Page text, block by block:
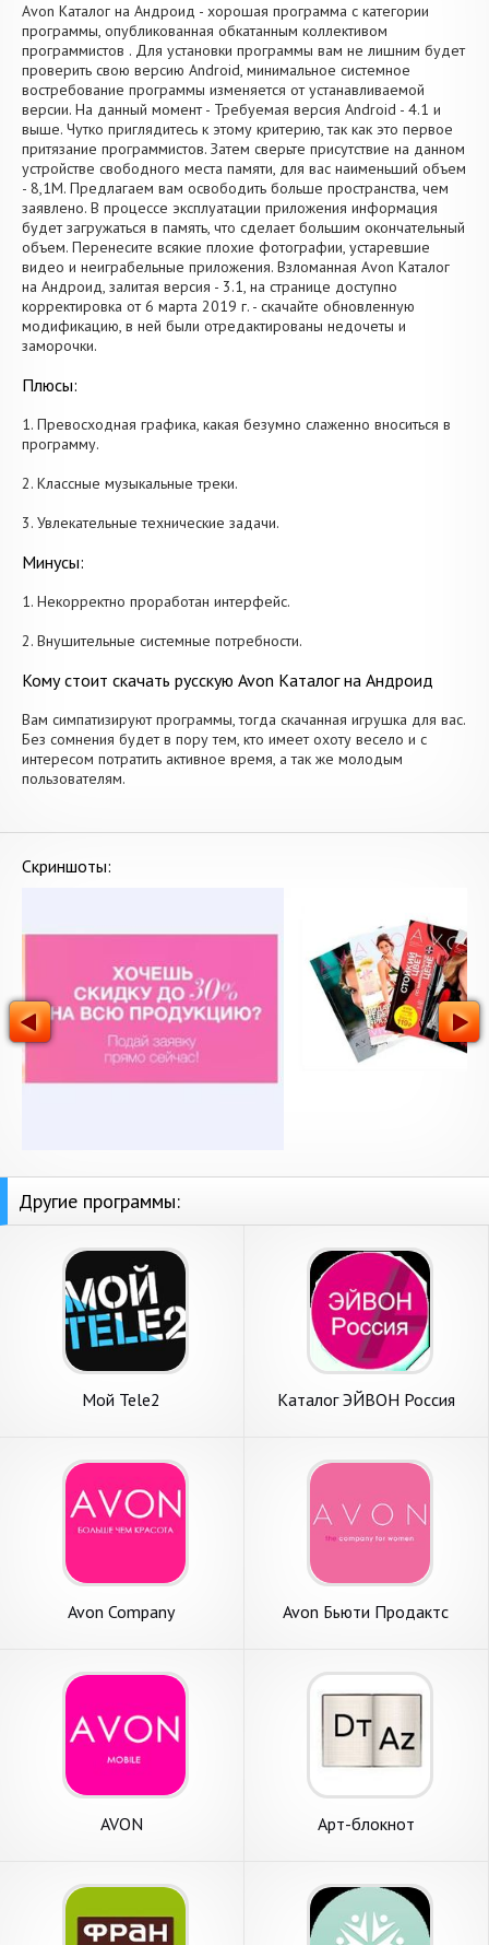
Avon Каталог на Андроид - хорошая программа с категории
программы, опубликованная обкатанным коллективом
программистов . Для установки программы вам не лишним будет
проверить свою версию Android, минимальное системное
востребование программы изменяется от устанавливаемой
версии. На данный момент - Требуемая версия Android - 4.1 и
выше. Чутко приглядитесь к этому критерию, так как это первое
притязание программистов. Затем сверьте присутствие на данном
устройстве свободного места памяти, для вас наименьший объем
- 8,1M. Предлагаем вам освободить больше пространства, чем
заявлено. В процессе эксплуатации приложения информация
будет загружаться в память, что сделает большим окончательный
объем. Перенесите всякие плохие фотографии, устаревшие
видео и неиграбельные приложения. Взломанная Avon Каталог
на Андроид, залитая версия - 3.1, на странице доступно
корректировка от 6 марта 2019 г. - скачайте обновленную
модификацию, в ней были отредактированы недочеты и
заморочки.
Плюсы:
1. Превосходная графика, какая безумно слаженно вноситься в
программу.
2. Классные музыкальные треки.
3. Увлекательные технические задачи.
Минусы:
1. Некорректно проработан интерфейс.
2. Внушительные системные потребности.
Кому стоит скачать русскую Avon Каталог на Андроид
Вам симпатизируют программы, тогда скачанная игрушка для вас.
Без сомнения будет в пору тем, кто имеет охоту весело и с
интересом потратить активное время, а так же молодым
пользователям.
Скриншоты:
Другие программы:
Мой Tele2
Каталог ЭЙВОН Россия
Avon Company
Avon Бьюти Продактс
AVON Арт-блокнот